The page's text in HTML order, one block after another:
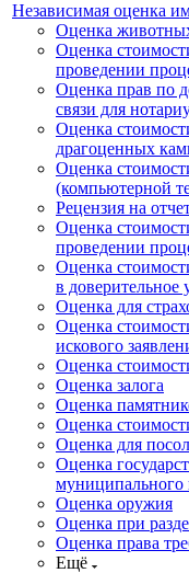
Независимая оценка
Оценка
Оценка
проведении
Оценка прав по
связи для
Оценка
драгоценных
Оценка
(компьютерной
Рецензия на
Оценка
проведении
Оценка
в доверительное
Оценка для
Оценка
искового
Оценка
Оценка залога
Оценка
Оценка
Оценка для
Оценка
муниципального
Оценка оружия
Оценка при
Оценка права
Ещё